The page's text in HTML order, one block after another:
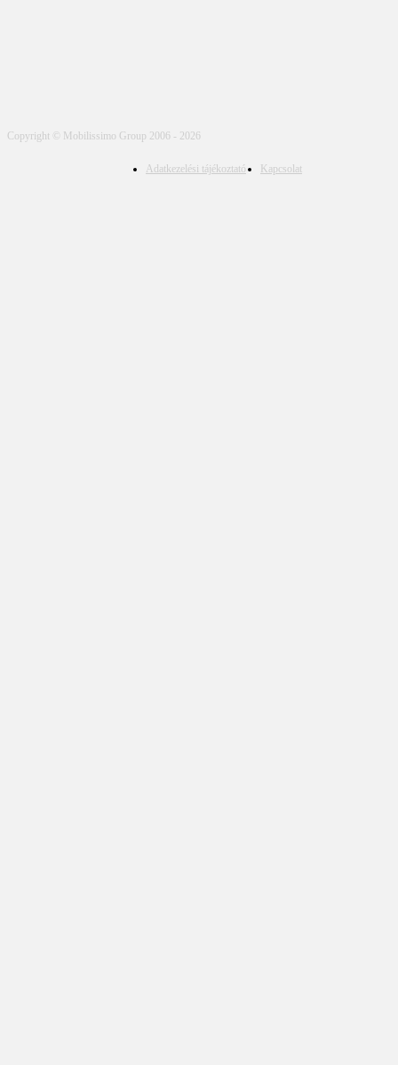
Copyright © Mobilissimo Group 2006 - 2026
Adatkezelési tájékoztató Kapcsolat